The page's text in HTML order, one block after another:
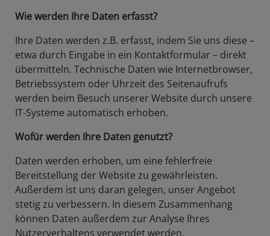
Wie werden Ihre Daten erfasst?
Ihre Daten werden z.B. erfasst, indem Sie uns diese –
etwa durch Eingabe in ein Kontaktformular – direkt
übermitteln. Technische Daten wie Internetbrowser,
Betriebssystem oder Uhrzeit des Seitenaufrufs
werden beim Besuch unserer Website durch unsere
IT-Systeme automatisch erhoben.
Wofür werden Ihre Daten genutzt?
Daten werden erhoben, um eine fehlerfreie
Bereitstellung der Website zu gewährleisten.
Außerdem ist uns daran gelegen, unser Angebot
stetig zu verbessern. In diesem Zusammenhang
können Daten außerdem zur Analyse Ihres
Nutzerverhaltens verwendet werden.